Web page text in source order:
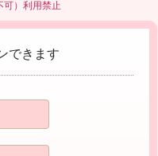
）利用禁止
できます